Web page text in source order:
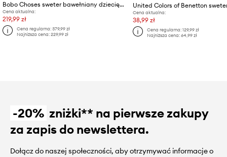
Bobo Choses sweter bawełniany dziecięcy Multicolor Tiles
Cena aktualna:
219,99 zł
Cena regularna:379,99 zł
Najniższa cena:229,99 zł
Cena aktualna:
38,99 zł
Cena regularna:129,99 zł
Najniższa cena:64,99 zł
-20% zniżki** na pierwsze zakupy
za zapis do newslettera.
Dołącz do naszej społeczności, aby otrzymywać informacje o